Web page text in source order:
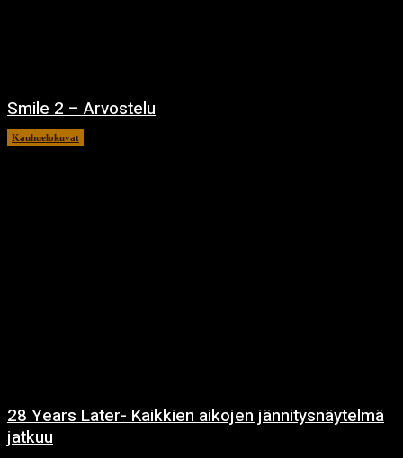
Smile 2 – Arvostelu
Kauhuelokuvat
28 Years Later- Kaikkien aikojen jännitysnäytelmä
jatkuu